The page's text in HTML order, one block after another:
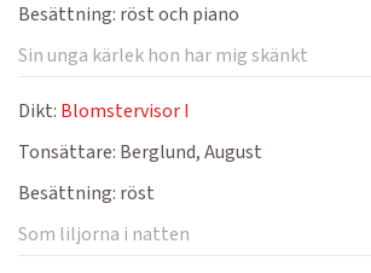
Besättning: röst och piano
Sin unga kärlek hon har mig skänkt
Dikt: Blomstervisor I
Tonsättare: Berglund, August
Besättning: röst
Som liljorna i natten